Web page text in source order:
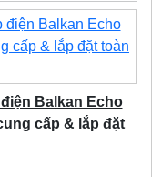
Balkan Echo
cấp & lắp đặt